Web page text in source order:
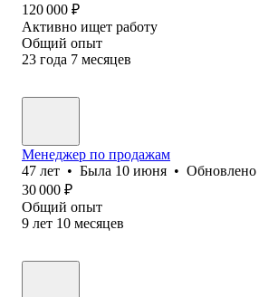
120 000 ₽
Активно ищет работу
Общий опыт
23 года 7 месяцев
Менеджер по продажам
47 лет • Была 10 июня • Обновлено
30 000 ₽
Общий опыт
9 лет 10 месяцев